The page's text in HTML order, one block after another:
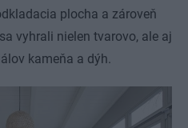
plocha a zároveň
vyhrali nielen tvarovo, ale aj
kameňa a dýh.